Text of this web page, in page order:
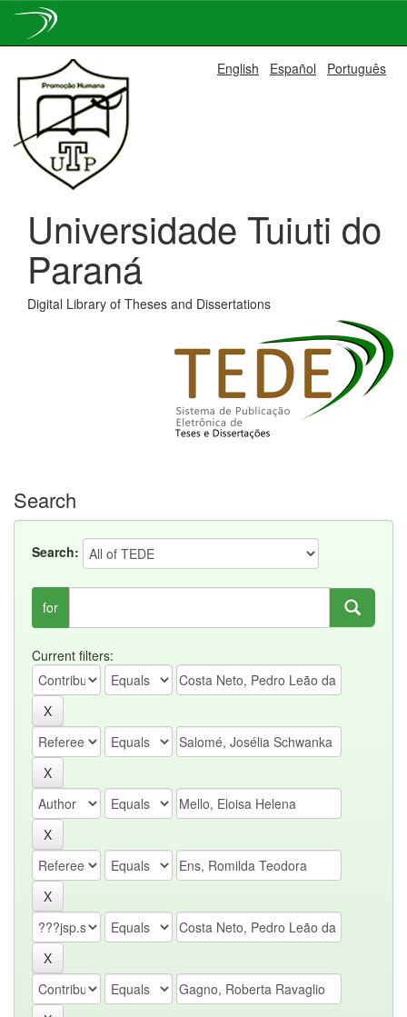
navigation
English Español Português
Universidade Tuiuti do
Paraná
Digital Library of Theses and Dissertations
Search
Search:
for
Current filters: